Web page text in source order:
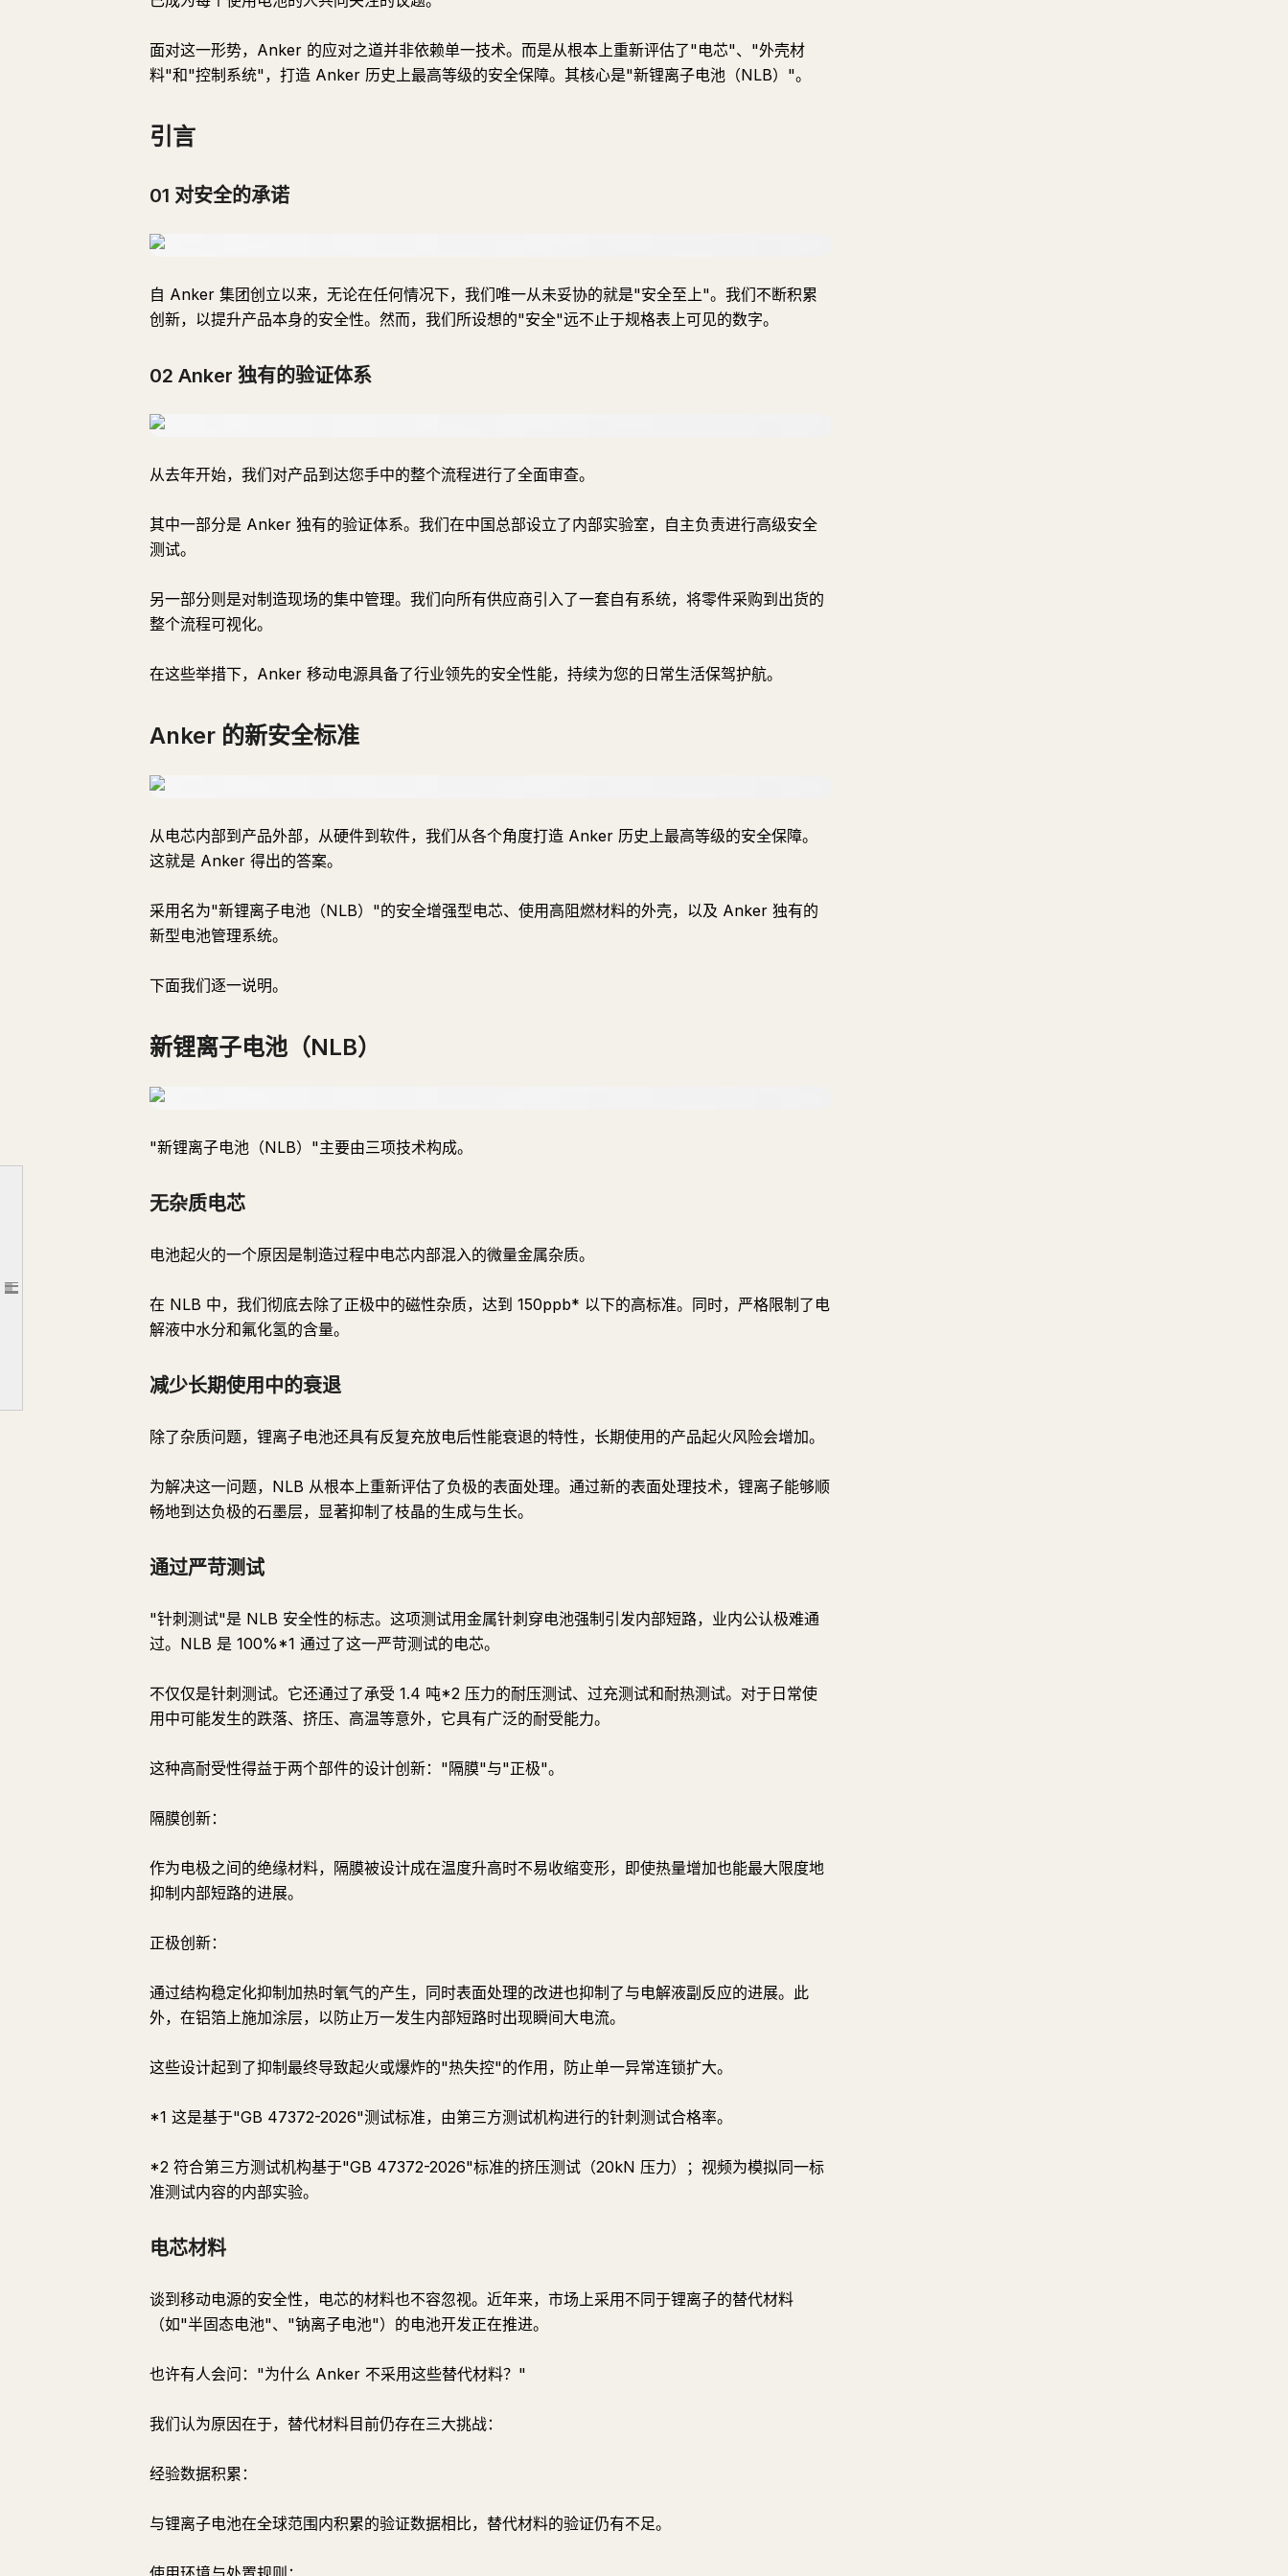
文章大纲
先进的电池管理系统（BMS）
面对这一形势，Anker 的应对之道并非依赖单一技术。而是从根本上重新评估了"电芯"、"外壳材
料"和"控制系统"，打造 Anker 历史上最高等级的安全保障。其核心是"新锂离子电池（NLB）"。
引言
01 对安全的承诺
自 Anker 集团创立以来，无论在任何情况下，我们唯一从未妥协的就是"安全至上"。我们不断积累
创新，以提升产品本身的安全性。然而，我们所设想的"安全"远不止于规格表上可见的数字。
02 Anker 独有的验证体系
从去年开始，我们对产品到达您手中的整个流程进行了全面审查。
其中一部分是 Anker 独有的验证体系。我们在中国总部设立了内部实验室，自主负责进行高级安全
测试。
另一部分则是对制造现场的集中管理。我们向所有供应商引入了一套自有系统，将零件采购到出货的
整个流程可视化。
在这些举措下，Anker 移动电源具备了行业领先的安全性能，持续为您的日常生活保驾护航。
Anker 的新安全标准
从电芯内部到产品外部，从硬件到软件，我们从各个角度打造 Anker 历史上最高等级的安全保障。
这就是 Anker 得出的答案。
采用名为"新锂离子电池（NLB）"的安全增强型电芯、使用高阻燃材料的外壳，以及 Anker 独有的
新型电池管理系统。
下面我们逐一说明。
新锂离子电池（NLB）
"新锂离子电池（NLB）"主要由三项技术构成。
无杂质电芯
电池起火的一个原因是制造过程中电芯内部混入的微量金属杂质。
在 NLB 中，我们彻底去除了正极中的磁性杂质，达到 150ppb* 以下的高标准。同时，严格限制了电
解液中水分和氟化氢的含量。
减少长期使用中的衰退
除了杂质问题，锂离子电池还具有反复充放电后性能衰退的特性，长期使用的产品起火风险会增加。
为解决这一问题，NLB 从根本上重新评估了负极的表面处理。通过新的表面处理技术，锂离子能够顺
畅地到达负极的石墨层，显著抑制了枝晶的生成与生长。
通过严苛测试
"针刺测试"是 NLB 安全性的标志。这项测试用金属针刺穿电池强制引发内部短路，业内公认极难通
过。NLB 是 100%*1 通过了这一严苛测试的电芯。
不仅仅是针刺测试。它还通过了承受 1.4 吨*2 压力的耐压测试、过充测试和耐热测试。对于日常使
用中可能发生的跌落、挤压、高温等意外，它具有广泛的耐受能力。
这种高耐受性得益于两个部件的设计创新："隔膜"与"正极"。
隔膜创新：
作为电极之间的绝缘材料，隔膜被设计成在温度升高时不易收缩变形，即使热量增加也能最大限度地
抑制内部短路的进展。
正极创新：
通过结构稳定化抑制加热时氧气的产生，同时表面处理的改进也抑制了与电解液副反应的进展。此
外，在铝箔上施加涂层，以防止万一发生内部短路时出现瞬间大电流。
这些设计起到了抑制最终导致起火或爆炸的"热失控"的作用，防止单一异常连锁扩大。
*1 这是基于"GB 47372-2026"测试标准，由第三方测试机构进行的针刺测试合格率。
*2 符合第三方测试机构基于"GB 47372-2026"标准的挤压测试（20kN 压力）；视频为模拟同一标
准测试内容的内部实验。
电芯材料
谈到移动电源的安全性，电芯的材料也不容忽视。近年来，市场上采用不同于锂离子的替代材料
（如"半固态电池"、"钠离子电池"）的电池开发正在推进。
也许有人会问："为什么 Anker 不采用这些替代材料？"
我们认为原因在于，替代材料目前仍存在三大挑战：
经验数据积累：
与锂离子电池在全球范围内积累的验证数据相比，替代材料的验证仍有不足。